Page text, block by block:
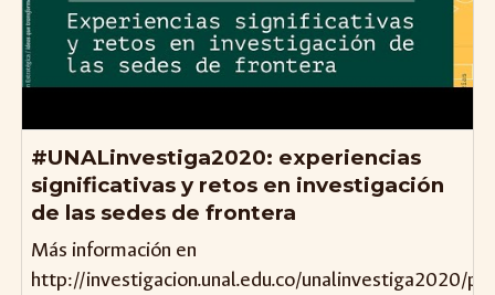
#UNALinvestiga2020: experiencias
significativas y retos en investigación
de las sedes de frontera
Más información en
http://investigacion.unal.edu.co/unalinvestiga2020/